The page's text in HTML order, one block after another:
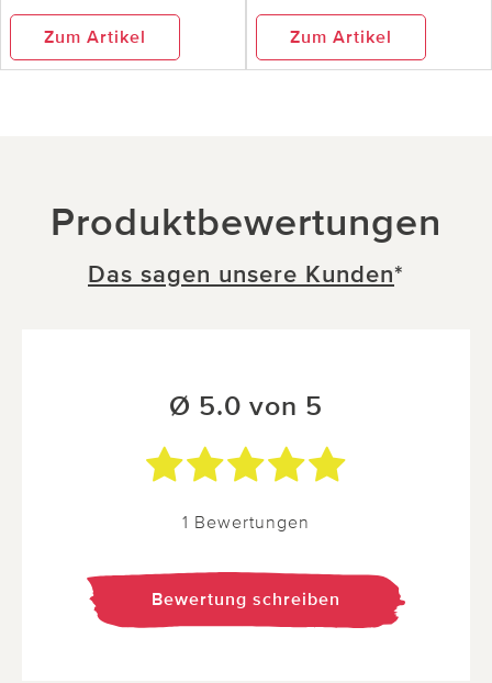
Zum Artikel Zum Artikel
Produktbewertungen
Das sagen unsere Kunden*
Ø 5.0 von 5
1 Bewertungen
Bewertung schreiben